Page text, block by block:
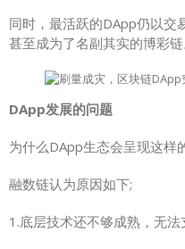
同时，最活跃的DApp仍以交
甚至成为了名副其实的博彩链
DApp发展的问题
为什么DApp生态会呈现这样
融数链认为原因如下;
1.底层技术还不够成熟，无